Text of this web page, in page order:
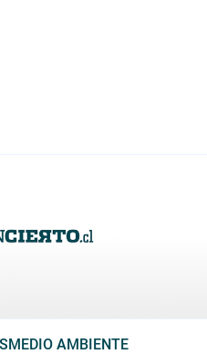
MEDIO AMBIENTE